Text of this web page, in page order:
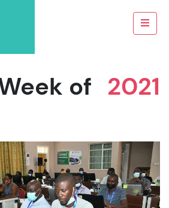
2021
of